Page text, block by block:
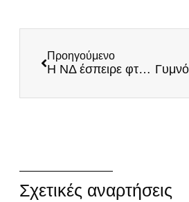
Προηγούμενο
Η ΝΔ έσπειρε φτώχεια και ανασφάλεια: Οι Έλληνες φοβούνται πως θα τα βγάλουν πέρα
Σχετικές αναρτήσεις